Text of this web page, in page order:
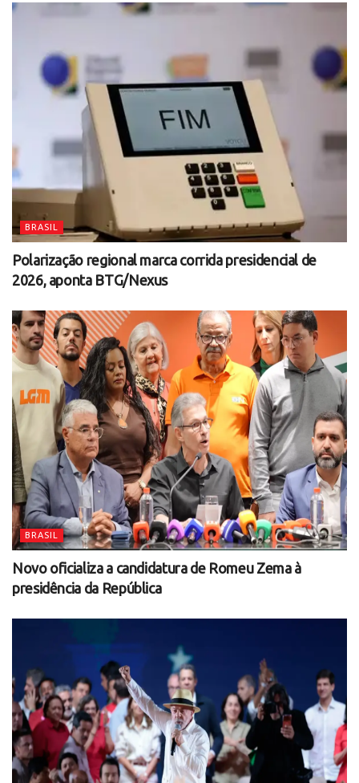
BRASIL
Polarização regional marca corrida presidencial de
2026, aponta BTG/Nexus
BRASIL
Novo oficializa a candidatura de Romeu Zema à
presidência da República